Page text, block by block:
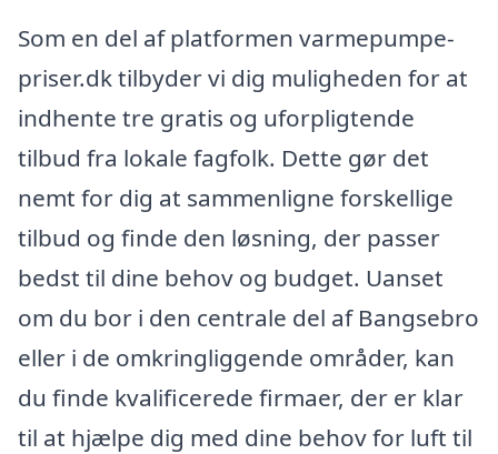
Som en del af platformen varmepumpe-
priser.dk tilbyder vi dig muligheden for at
indhente tre gratis og uforpligtende
tilbud fra lokale fagfolk. Dette gør det
nemt for dig at sammenligne forskellige
tilbud og finde den løsning, der passer
bedst til dine behov og budget. Uanset
om du bor i den centrale del af Bangsebro
eller i de omkringliggende områder, kan
du finde kvalificerede firmaer, der er klar
til at hjælpe dig med dine behov for luft til